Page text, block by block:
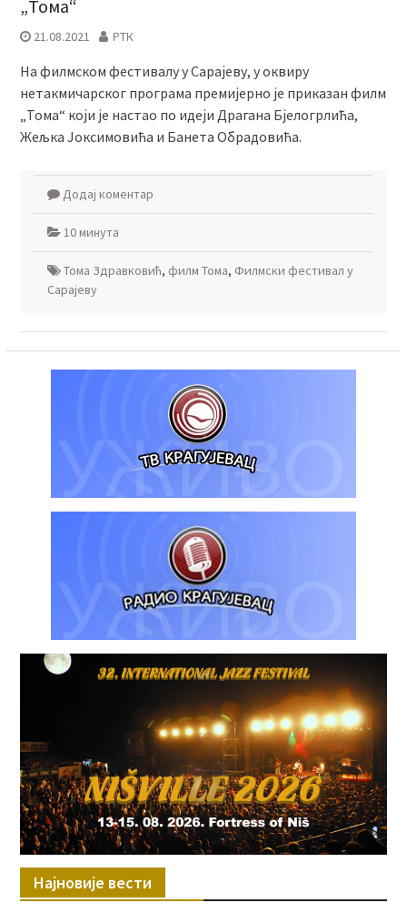
„Тома“
21.08.2021 РТК
На филмском фестивалу у Сарајеву, у оквиру
нетакмичарског програма премијерно је приказан филм
„Тома“ који је настао по идеји Драгана Бјелогрлића,
Жељка Јоксимовића и Банета Обрадовића.
Додај коментар
10 минута
Тома Здравковић, филм Тома, Филмски фестивал у
Сарајеву
Најновије вести